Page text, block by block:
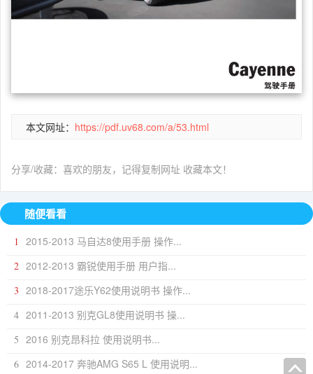
本文网址： https://pdf.uv68.com/a/53.html
分享/收藏：喜欢的朋友，记得复制网址 收藏本文！
随便看看
1 2015-2013 马自达8使用手册 操作...
2 2012-2013 霸锐使用手册 用户指...
3 2018-2017途乐Y62使用说明书 操作...
4 2011-2013 别克GL8使用说明书 操...
5 2016 别克昂科拉 使用说明书...
6 2014-2017 奔驰AMG S65 L 使用说明...